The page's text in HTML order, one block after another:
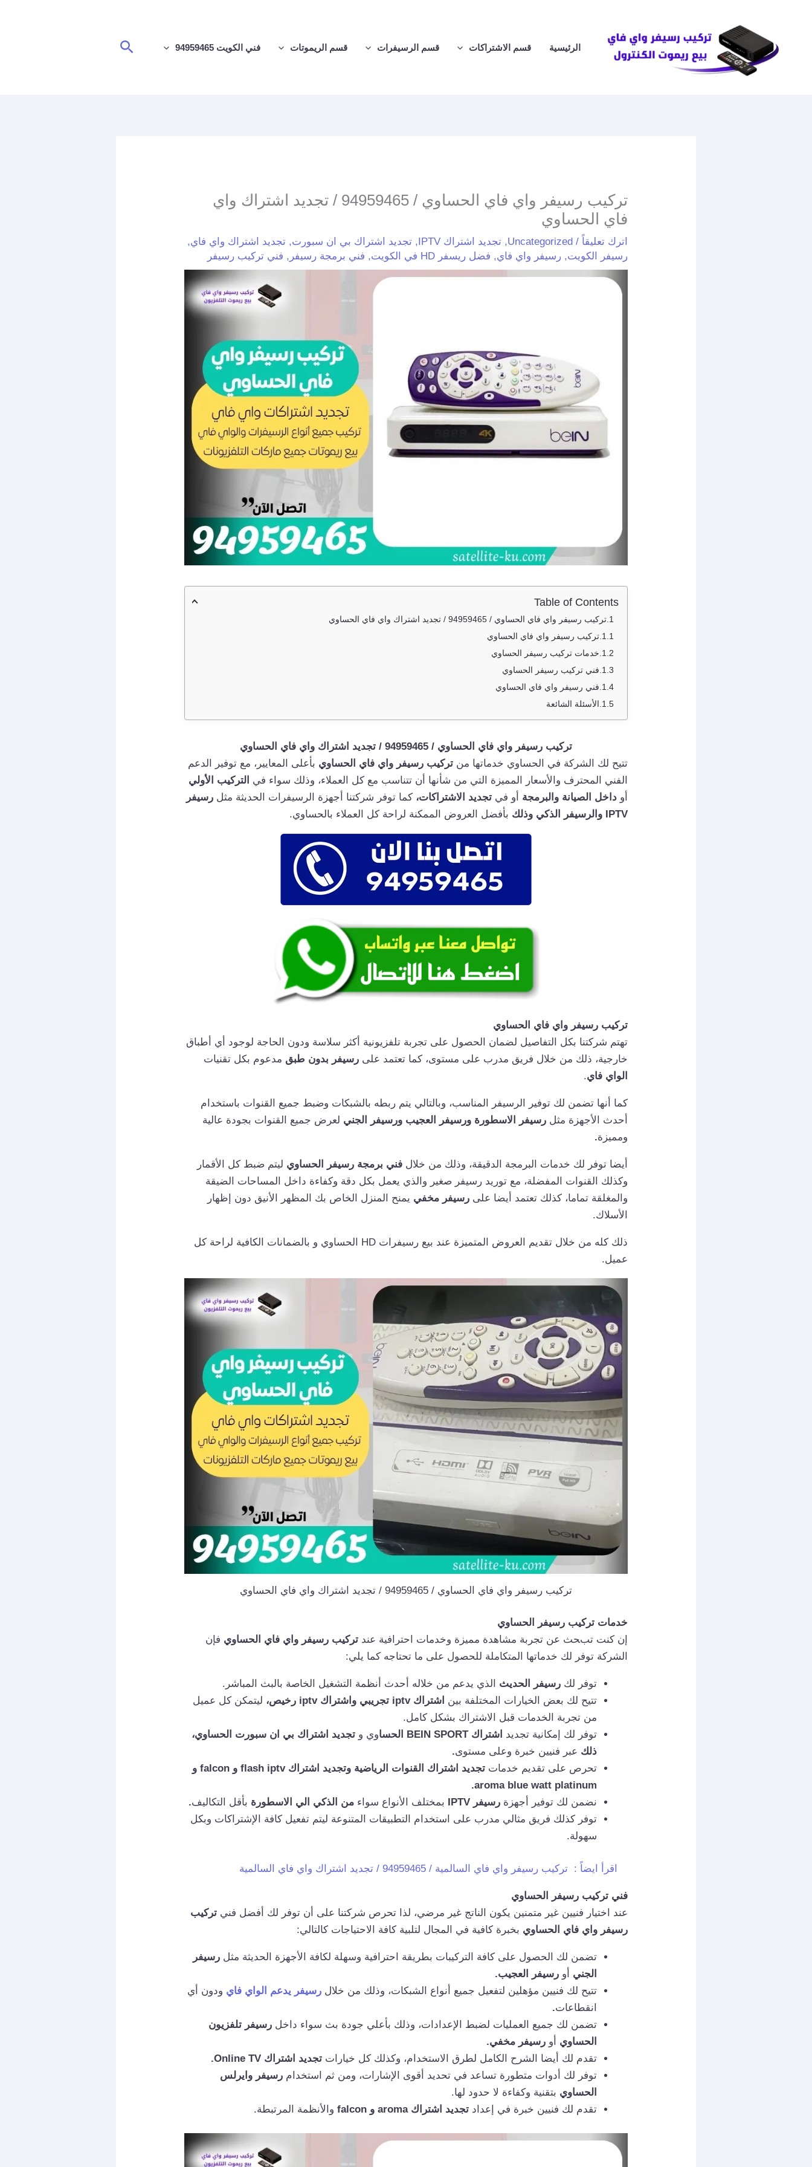
الرئيسية قسم الاشتراكات قسم الرسيفرات قسم الريموتات فني الكويت 94959465 البحث
تركيب رسيفر واي فاي الحساوي / 94959465 / تجديد اشتراك واي
فاي الحساوي
اترك تعليقاً /
Uncategorized
,تجديد اشتراك IPTV ,تجديد اشتراك بي ان سبورت,تجديد اشتراك واي فاي,
رسيفر الكويت,رسيفر واي فاي, فضل ريسفر HD في الكويت , فني برمجة رسيفر , فني تركيب رسيفر
Table of Contents
تركيب رسيفر واي فاي الحساوي / 94959465 / تجديد اشتراك واي فاي الحساوي
تركيب رسيفر واي فاي الحساوي
خدمات تركيب رسيفر الحساوي
فني تركيب رسيفر الحساوي
فني رسيفر واي فاي الحساوي
الأسئلة الشائعة
تركيب رسيفر واي فاي الحساوي / 94959465 / تجديد اشتراك واي فاي الحساوي
تتيح لك الشركة في الحساوي خدماتها من تركيب رسيفر واي فاي الحساوي بأعلى المعايير، مع توفير الدعم
الفني المحترف والأسعار المميزة التي من شأنها أن تتناسب مع كل العملاء، وذلك سواء في التركيب الأولي
أو داخل الصيانة والبرمجة أو في تجديد الاشتراكات،كما توفر شركتنا أجهزة الرسيفرات الحديثة مثل رسيفر
IPTV والرسيفر الذكي وذلك
بأفضل العروض الممكنة لراحة كل العملاء بالحساوي.
تركيب رسيفر واي فاي الحساوي
تهتم شركتنا بكل التفاصيل لضمان الحصول على تجربة تلفزيونية أكثر سلاسة ودون الحاجة لوجود أي أطباق
خارجية، ذلك من خلال فريق مدرب على مستوى، كما تعتمد علىرسيفر بدون طبق مدعوم بكل تقنيات
الواي فاي.
كما أنها تضمن لك توفير الرسيفر المناسب، وبالتالي يتم ربطه بالشبكات وضبط جميع القنوات باستخدام
أحدث الأجهزة مثلرسيفر الاسطورة ورسيفر العجيب ورسيفر الجني لعرض جميع القنوات بجودة عالية
ومميزة.
أيضا توفر لك خدمات البرمجة الدقيقة، وذلك من خلال فني برمجة رسيفر الحساوي ليتم ضبط كل الأقمار
وكذلك القنوات المفضلة، مع توريد رسيفر صغير والذي يعمل بكل دقة وكفاءة داخل المساحات الضيقة
والمغلقة تماما، كذلك تعتمد أيضا علىرسيفر مخفي يمنح المنزل الخاص بك المظهر الأنيق دون إظهار
الأسلاك.
ذلك كله من خلال تقديم العروض المتميزة عند بيع رسيفرات HD الحساوي و بالضمانات الكافية لراحة كل
عميل.
تركيب رسيفر واي فاي الحساوي / 94959465 / تجديد اشتراك واي فاي الحساوي
خدمات تركيب رسيفر الحساوي
إن كنت تبحث عن تجربة مشاهدة مميزة وخدمات احترافية عند تركيب رسيفر واي فاي الحساوي فإن
الشركة توفر لك خدماتها المتكاملة للحصول على ما تحتاجه كما يلي:
توفر لكرسيفر الحديث الذي يدعم من خلاله أحدث أنظمة التشغيل الخاصة بالبث المباشر.
تتيح لك بعض الخيارات المختلفة بين اشتراك iptv تجريبي واشتراك iptv رخيص،
ليتمكن كل عميل
من تجربة الخدمات قبل الاشتراك بشكل كامل.
توفر لك إمكانية تجديد اشتراك BEIN SPORT الحسا وي وتجديد اشتراك بي ان سبورت الحساوي،
ذلك عبر فنيين خبرة وعلى مستوى.
تحرص على تقديم خدمات
تجديد اشتراك القنوات الرياضية وتجديد اشتراك flash iptv و falcon و
aroma blue watt platinum.
نضمن لك توفير أجهزة رسيفر IPTV بمختلف الأنواع سواء من الذكي الي الاسطورة بأقل التكاليف.
توفر كذلك فريق مثالي مدرب على استخدام التطبيقات المتنوعة ليتم تفعيل كافة الإشتراكات وبكل
سهولة.
اقرأ ايضاً : تركيب رسيفر واي فاي السالمية / 94959465 / تجديد اشتراك واي فاي السالمية
فني تركيب رسيفر الحساوي
عند اختيار فنيين غير متمنين يكون الناتج غير مرضي، لذا تحرص شركتنا على أن توفر لك أفضل فنيتركيب
رسيفر واي فاي الحساوي بخبرة كافية في المجال لتلبية كافة الاحتياجات كالتالي:
تضمن لك الحصول على كافة التركيبات بطريقة احترافية وسهلة لكافة الأجهزة الحديثة مثلرسيفر
الجني أورسيفر العجيب.
تتيح لك فنيين مؤهلين لتفعيل جميع أنواع الشبكات، وذلك من خلال رسيفر يدعم الواي فاي ودون أي
انقطاعات.
تضمن لك جميع العمليات لضبط الإعدادات، وذلك بأعلي جودة بث سواء داخل رسيفر تلفزيون
الحساوي
أو رسيفر مخفي.
تقدم لك أيضا الشرح الكامل لطرق الاستخدام، وكذلك كل خياراتتجديد اشتراك Online TV.
توفر لك أدوات متطورة تساعد في تحديد أقوى الإشارات، ومن ثم استخدامرسيفر وايرلس
الحساوي بتقنية وكفاءة لا حدود لها.
تقدم لك فنيين خبرة في إعدادتجديد اشتراك aroma و falcon والأنظمة المرتبطة.